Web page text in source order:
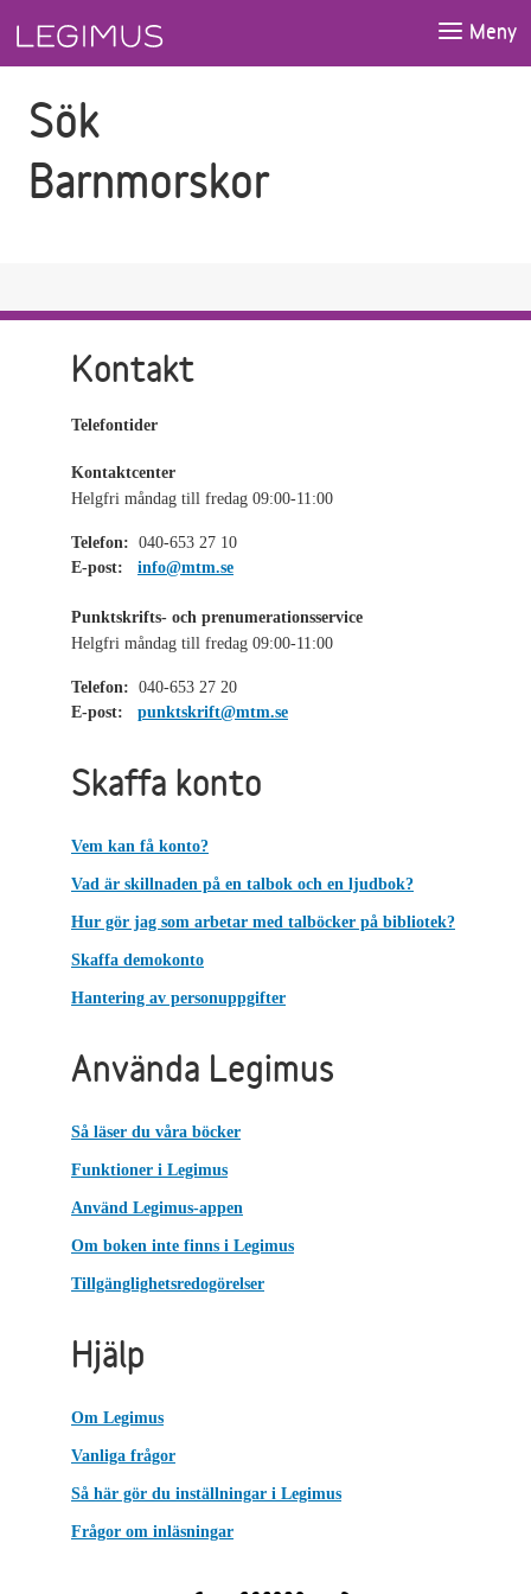
Meny
Sök
Barnmorskor
Kontakt
Telefontider
Kontaktcenter
Helgfri måndag till fredag 09:00-11:00
Telefon: 040-653 27 10
E-post:
info@mtm.se
Punktskrifts- och prenumerationsservice
Helgfri måndag till fredag 09:00-11:00
Telefon: 040-653 27 20
E-post:
punktskrift@mtm.se
Skaffa konto
Vem kan få konto?
Vad är skillnaden på en talbok och en ljudbok?
Hur gör jag som arbetar med talböcker på bibliotek?
Skaffa demokonto
Hantering av personuppgifter
Använda Legimus
Så läser du våra böcker
Funktioner i Legimus
Använd Legimus-appen
Om boken inte finns i Legimus
Tillgänglighetsredogörelser
Hjälp
Om Legimus
Vanliga frågor
Så här gör du inställningar i Legimus
Frågor om inläsningar